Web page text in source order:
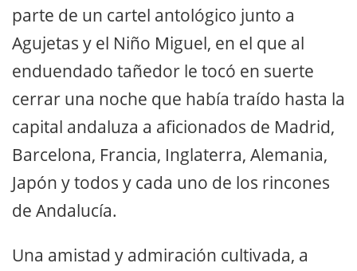
parte de un cartel antológico junto a
Agujetas y el Niño Miguel, en el que al
enduendado tañedor le tocó en suerte
cerrar una noche que había traído hasta la
capital andaluza a aficionados de Madrid,
Barcelona, Francia, Inglaterra, Alemania,
Japón y todos y cada uno de los rincones
de Andalucía.
Una amistad y admiración cultivada, a